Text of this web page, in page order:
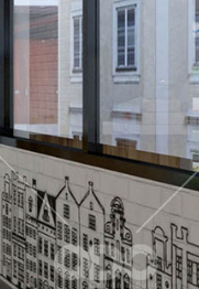
EL
hứa hẹn là điểm
Âu đỉnh cao mang
nghiệp độc đáo
Chi tiết